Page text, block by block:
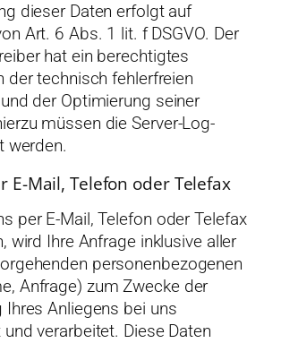
dieser Daten erfolgt auf
Art. 6 Abs. 1 lit. f DSGVO. Der
hat ein berechtigtes
der technisch fehlerfreien
der Optimierung seiner
müssen die Server-Log-
werden.
E-Mail, Telefon oder Telefax
per E-Mail, Telefon oder Telefax
wird Ihre Anfrage inklusive aller
personenbezogenen
Anfrage) zum Zwecke der
Ihres Anliegens bei uns
verarbeitet. Diese Daten